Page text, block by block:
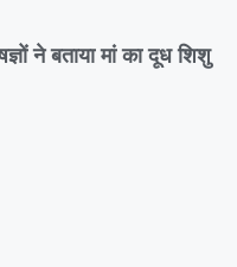
ने बताया मां का दूध शिशु